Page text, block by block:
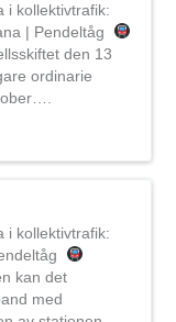
i kollektivtrafik:
| Pendeltåg
den 13
ordinarie
i kollektivtrafik:
kan det
med